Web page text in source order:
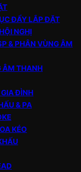
ĐẨY LẮP ĐẶT
NGHỊ
& PHÂN VÙNG ÂM
ÂM THANH
ĐÌNH
& PA
KÉO